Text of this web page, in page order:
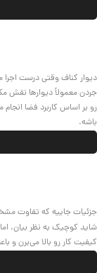
دیوار کناف وقتی درست
جردن معمولاً دیوارها نقش
رو بر اساس کاربرد فضا
باشه.
جزئیات جاییه که تفاوت
شاید کوچیک به نظر بیان،
کیفیت کار رو بالا می‌برن و